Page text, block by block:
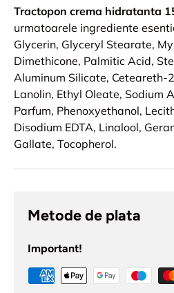
Tractopon crema hidratanta
urmatoarele ingrediente
Glycerin, Glyceryl Stearate,
Dimethicone, Palmitic Acid,
Aluminum Silicate, Ceteareth-
Lanolin, Ethyl Oleate, Sodium
Parfum, Phenoxyethanol,
Disodium EDTA, Linalool,
Gallate, Tocopherol.
Metode de plata
Important!